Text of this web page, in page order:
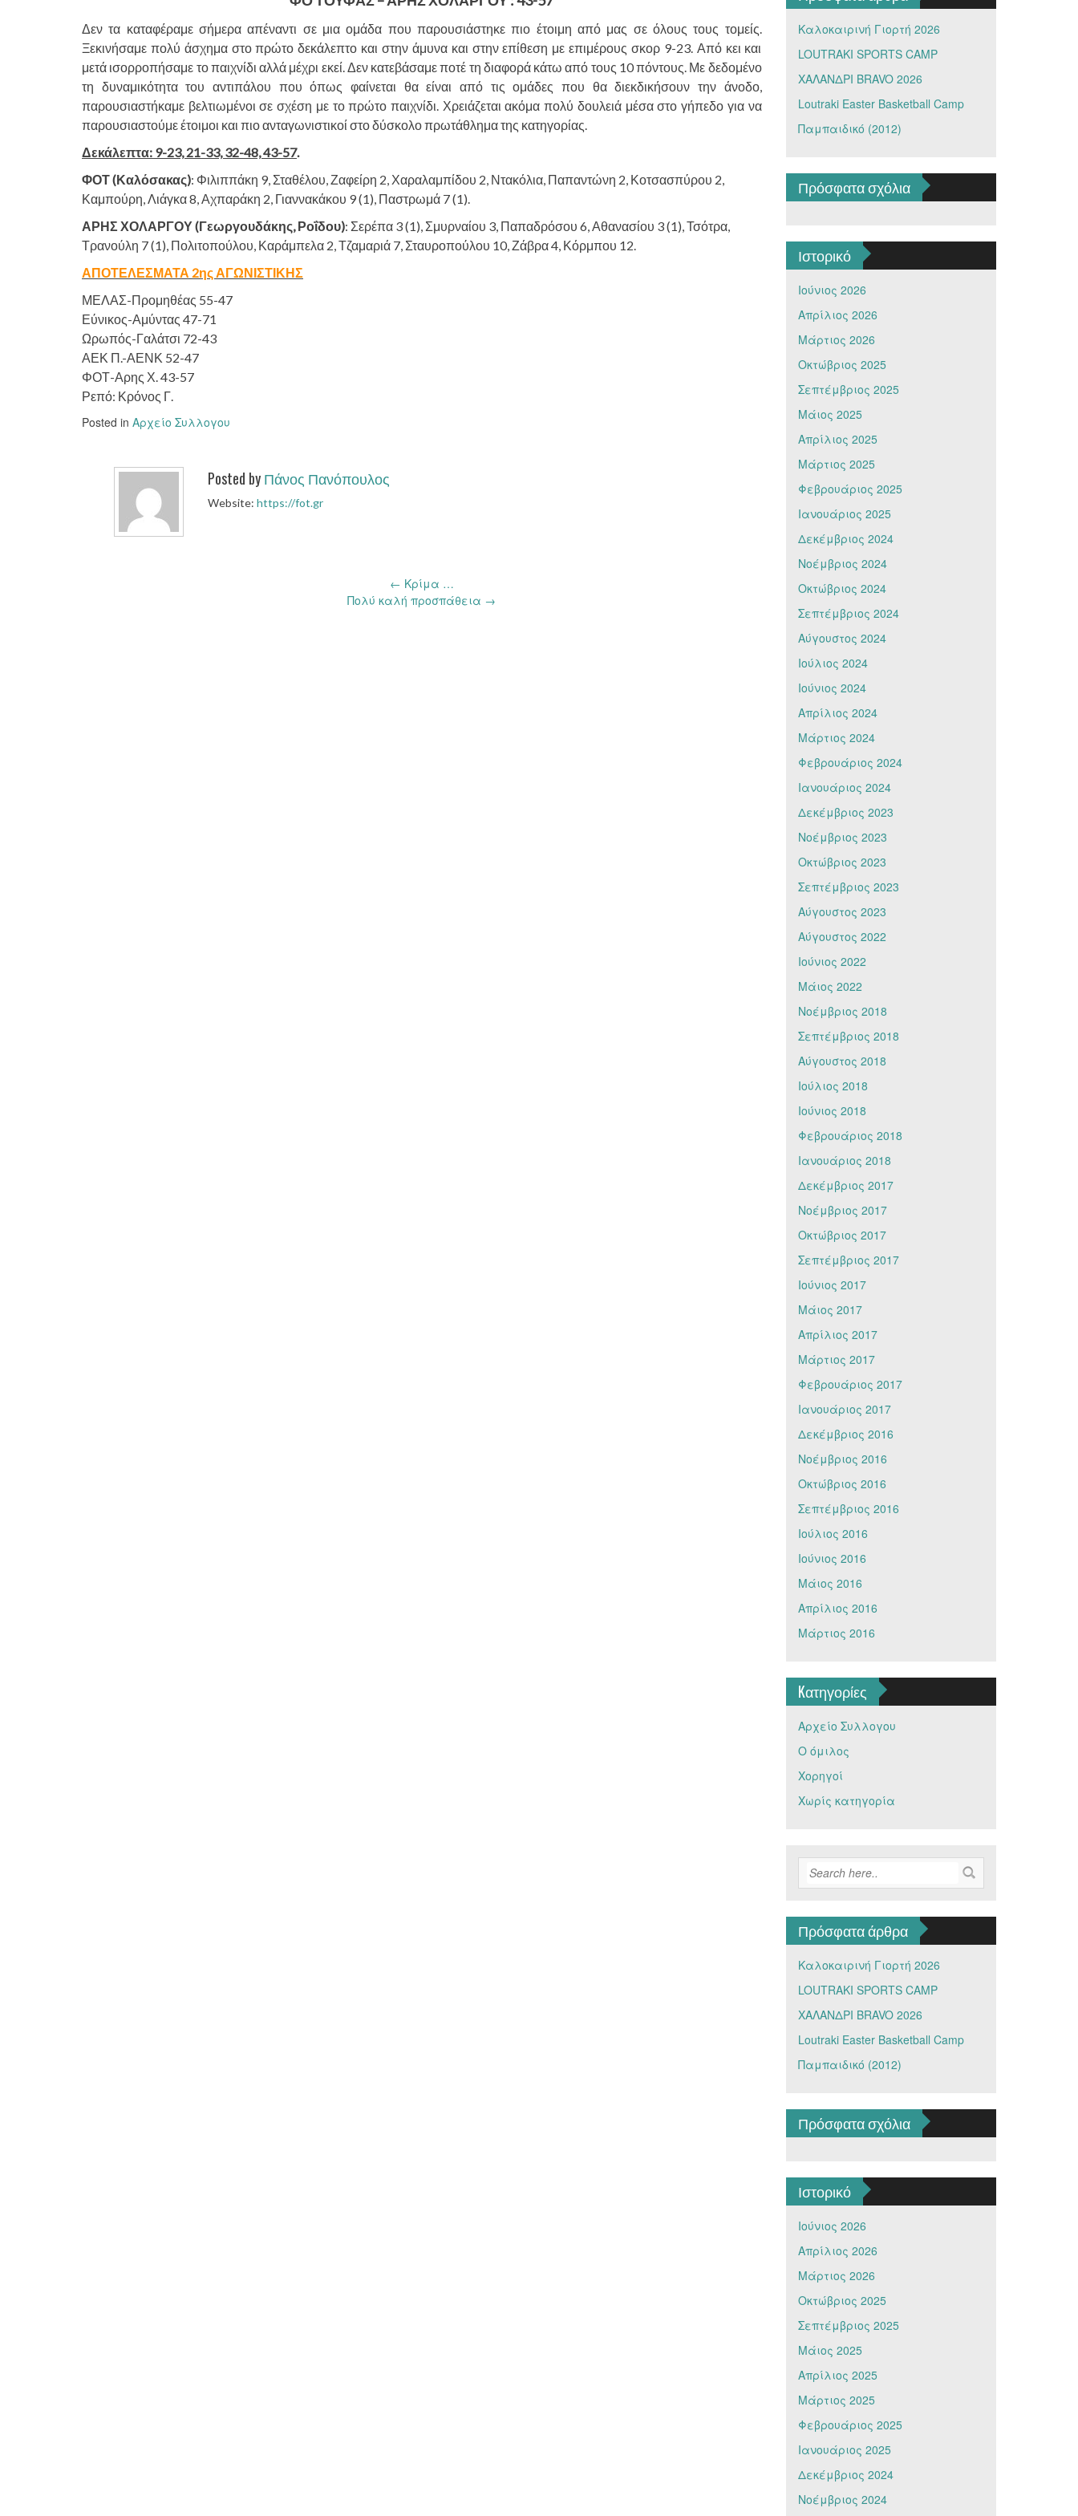
Δεν τα καταφέραμε σήμερα απέναντι σε μια ομάδα που παρουσιάστηκε πιο έτοιμη από μας σε όλους τους τομείς.
Ξεκινήσαμε πολύ άσχημα στο πρώτο δεκάλεπτο και στην άμυνα και στην επίθεση με επιμέρους σκορ 9-23. Από κει και
μετά ισορροπήσαμε το παιχνίδι αλλά μέχρι εκεί. Δεν κατεβάσαμε ποτέ τη διαφορά κάτω από τους 10 πόντους. Με δεδομένο
τη δυναμικότητα του αντιπάλου που όπως φαίνεται θα είναι από τις ομάδες που θα διεκδικήσουν την άνοδο,
παρουσιαστήκαμε βελτιωμένοι σε σχέση με το πρώτο παιχνίδι. Χρειάζεται ακόμα πολύ δουλειά μέσα στο γήπεδο για να
παρουσιαστούμε έτοιμοι και πιο ανταγωνιστικοί στο δύσκολο πρωτάθλημα της κατηγορίας.
Δεκάλεπτα: 9-23, 21-33, 32-48, 43-57.
ΦΟΤ (Καλόσακας): Φιλιππάκη 9, Σταθέλου, Ζαφείρη 2, Χαραλαμπίδου 2, Ντακόλια, Παπαντώνη 2, Κοτσασπύρου 2,
Καμπούρη, Λιάγκα 8, Αχπαράκη 2, Γιαννακάκου 9 (1), Παστρωμά 7 (1).
ΑΡΗΣ ΧΟΛΑΡΓΟΥ (Γεωργουδάκης, Ροΐδου): Σερέπα 3 (1), Σμυρναίου 3, Παπαδρόσου 6, Αθανασίου 3 (1), Τσότρα,
Τρανούλη 7 (1), Πολιτοπούλου, Καράμπελα 2, Τζαμαριά 7, Σταυροπούλου 10, Ζάβρα 4, Κόρμπου 12.
ΑΠΟΤΕΛΕΣΜΑΤΑ 2ης ΑΓΩΝΙΣΤΙΚΗΣ
ΜΕΛΑΣ-Προμηθέας 55-47
Εύνικος-Αμύντας 47-71
Ωρωπός-Γαλάτσι 72-43
ΑΕΚ Π.-ΑΕΝΚ 52-47
ΦΟΤ-Αρης Χ. 43-57
Ρεπό: Κρόνος Γ.
Posted in Αρχείο Συλλογου
Posted byΠάνος Πανόπουλος
Website: https://fot.gr
← Κρίμα …
Πολύ καλή προσπάθεια →
Καλοκαιρινή Γιορτή 2026
LOUTRAKI SPORTS CAMP
ΧΑΛΑΝΔΡΙ BRAVO 2026
Loutraki Easter Basketball Camp
Παμπαιδικό (2012)
Πρόσφατα σχόλια
Ιστορικό
Ιούνιος 2026
Απρίλιος 2026
Μάρτιος 2026
Οκτώβριος 2025
Σεπτέμβριος 2025
Μάιος 2025
Απρίλιος 2025
Μάρτιος 2025
Φεβρουάριος 2025
Ιανουάριος 2025
Δεκέμβριος 2024
Νοέμβριος 2024
Οκτώβριος 2024
Σεπτέμβριος 2024
Αύγουστος 2024
Ιούλιος 2024
Ιούνιος 2024
Απρίλιος 2024
Μάρτιος 2024
Φεβρουάριος 2024
Ιανουάριος 2024
Δεκέμβριος 2023
Νοέμβριος 2023
Οκτώβριος 2023
Σεπτέμβριος 2023
Αύγουστος 2023
Αύγουστος 2022
Ιούνιος 2022
Μάιος 2022
Νοέμβριος 2018
Σεπτέμβριος 2018
Αύγουστος 2018
Ιούλιος 2018
Ιούνιος 2018
Φεβρουάριος 2018
Ιανουάριος 2018
Δεκέμβριος 2017
Νοέμβριος 2017
Οκτώβριος 2017
Σεπτέμβριος 2017
Ιούνιος 2017
Μάιος 2017
Απρίλιος 2017
Μάρτιος 2017
Φεβρουάριος 2017
Ιανουάριος 2017
Δεκέμβριος 2016
Νοέμβριος 2016
Οκτώβριος 2016
Σεπτέμβριος 2016
Ιούλιος 2016
Ιούνιος 2016
Μάιος 2016
Απρίλιος 2016
Μάρτιος 2016
Kατηγορίες
Αρχείο Συλλογου
Ο όμιλος
Χορηγοί
Χωρίς κατηγορία
Πρόσφατα άρθρα
Καλοκαιρινή Γιορτή 2026
LOUTRAKI SPORTS CAMP
ΧΑΛΑΝΔΡΙ BRAVO 2026
Loutraki Easter Basketball Camp
Παμπαιδικό (2012)
Πρόσφατα σχόλια
Ιστορικό
Ιούνιος 2026
Απρίλιος 2026
Μάρτιος 2026
Οκτώβριος 2025
Σεπτέμβριος 2025
Μάιος 2025
Απρίλιος 2025
Μάρτιος 2025
Φεβρουάριος 2025
Ιανουάριος 2025
Δεκέμβριος 2024
Νοέμβριος 2024